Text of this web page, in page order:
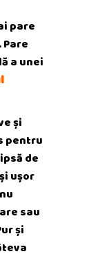
pare
a unei
și
pentru
de
ușor
sau
și